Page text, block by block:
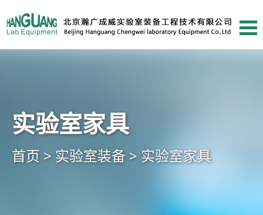
实验室家具
首页 > 实验室装备 > 实验室家具